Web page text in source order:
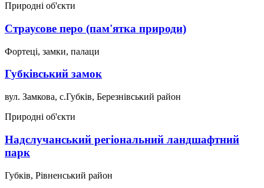
Природні об'єкти
Страусове перо (пам'ятка природи)
Фортеці, замки, палаци
Губківський замок
вул. Замкова, с.Губків, Березнівський район
Природні об'єкти
Надслучанський регіональний ландшафтний
парк
Губків, Рівненський район